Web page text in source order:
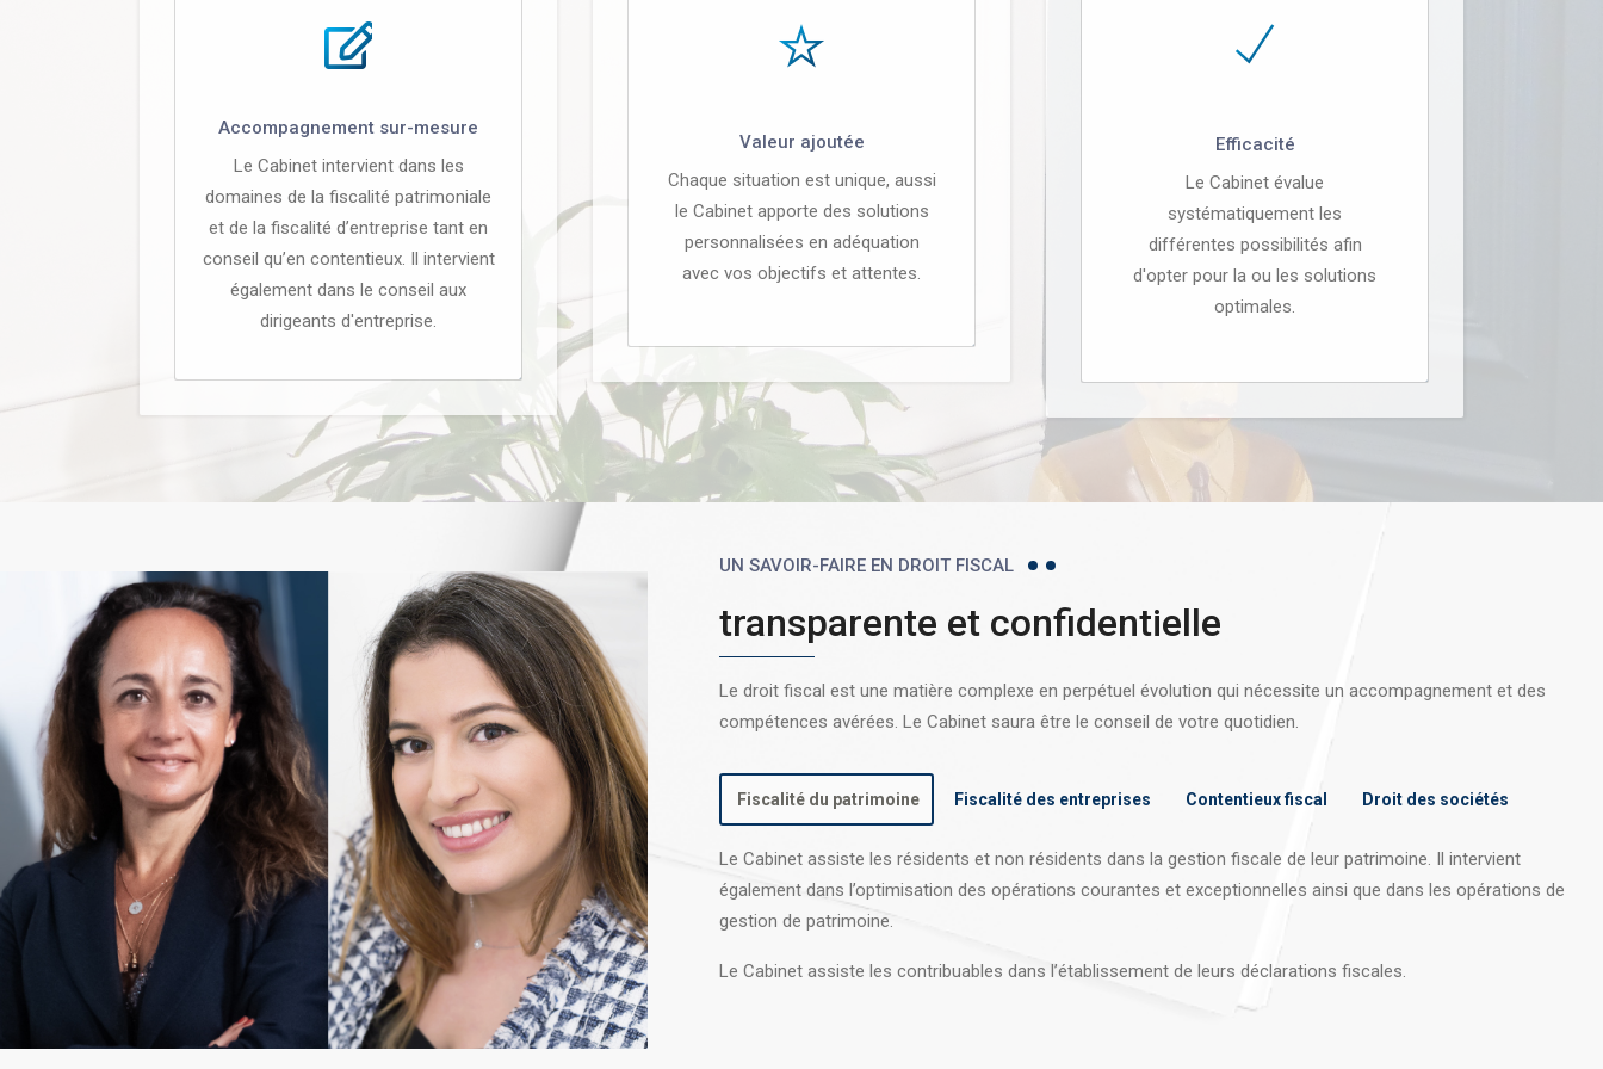
Accompagnement sur-mesure
Le Cabinet intervient dans les
domaines de la fiscalité patrimoniale
et de la fiscalité d’entreprise tant en
conseil qu’en contentieux. Il intervient
également dans le conseil aux
dirigeants d'entreprise.
Valeur ajoutée
Chaque situation est unique, aussi
le Cabinet apporte des solutions
personnalisées en adéquation
avec vos objectifs et attentes.
Efficacité
Le Cabinet évalue
systématiquement les
différentes possibilités afin
d'opter pour la ou les solutions
optimales.
UN SAVOIR-FAIRE EN DROIT FISCAL
transparente et confidentielle
Le droit fiscal est une matière complexe en perpétuel évolution qui nécessite un accompagnement et des
compétences avérées. Le Cabinet saura être le conseil de votre quotidien.
Fiscalité du patrimoine Fiscalité des entreprises Contentieux fiscal Droit des sociétés
Le Cabinet assiste les résidents et non résidents dans la gestion fiscale de leur patrimoine. Il intervient
également dans l’optimisation des opérations courantes et exceptionnelles ainsi que dans les opérations de
gestion de patrimoine.
Le Cabinet assiste les contribuables dans l’établissement de leurs déclarations fiscales.